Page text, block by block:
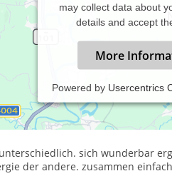
may collect data about
details and accept
More
Powered by Usercentrics
und ansteckende
sich wunderbar
der andere. zusammen